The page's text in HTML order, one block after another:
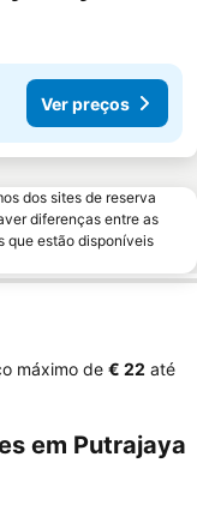
Ver preços
dos sites de reserva
diferenças entre as
que estão disponíveis
máximo de ‎€ 22 até
em Putrajaya